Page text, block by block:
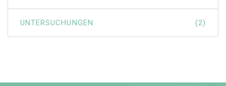
UNTERSUCHUNGEN (2)